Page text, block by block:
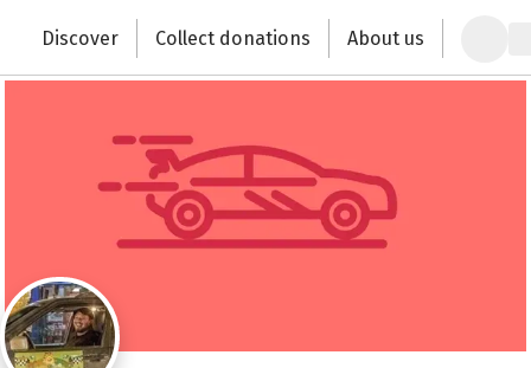
Change the world with your donation
Discover Collect donations About us